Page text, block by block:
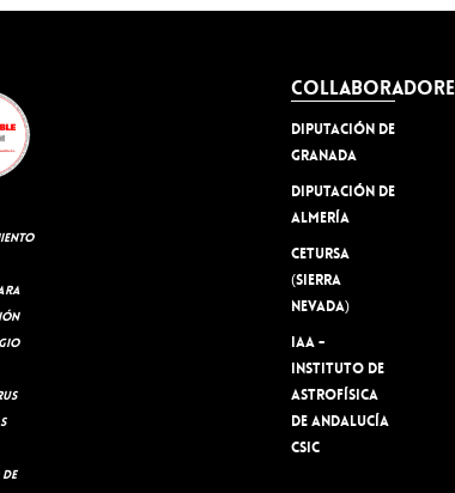
Diputación de
Granada
Diputación de
Almería
Cetursa
(Sierra
Nevada)
IAA -
Instituto de
Astrofísica
de Andalucía
CSIC